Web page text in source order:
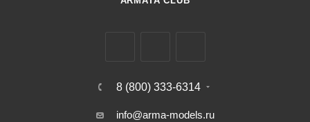
8 (800) 333-6314
info@arma-models.ru